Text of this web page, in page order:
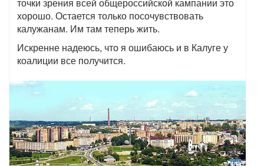
хорошо. Остается только посочувствовать
калужанам. Им там теперь жить.
Искренне надеюсь, что я ошибаюсь и в Калуге у
коалиции все получится.